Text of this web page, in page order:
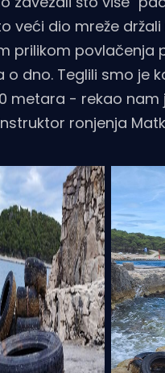
veći dio mreže
prilikom povlačenja
o dno. Teglili smo je
metara - rekao nam
ronjenja